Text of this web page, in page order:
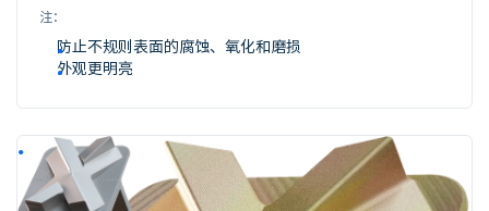
注：
防止不规则表面的腐蚀、氧化和磨损
外观更明亮